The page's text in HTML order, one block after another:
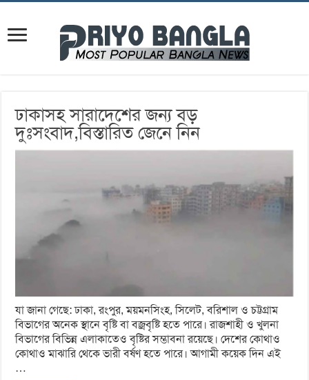
ঢাকাসহ সারাদেশের জন্য বড়
দুঃসংবাদ,বিস্তারিত জেনে নিন
যা জানা গেছে: ঢাকা, রংপুর, ময়মনসিংহ, সিলেট, বরিশাল ও চট্টগ্রাম
বিভাগের অনেক স্থানে বৃষ্টি বা বজ্রবৃষ্টি হতে পারে। রাজশাহী ও খুলনা
বিভাগের বিভিন্ন এলাকাতেও বৃষ্টির সম্ভাবনা রয়েছে। দেশের কোথাও
কোথাও মাঝারি থেকে ভারী বর্ষণ হতে পারে। আগামী কয়েক দিন এই
…